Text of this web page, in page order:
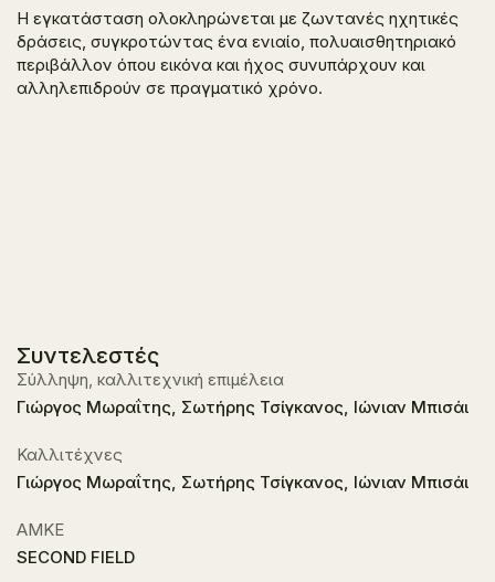
Η εγκατάσταση ολοκληρώνεται με ζωντανές ηχητικές
δράσεις, συγκροτώντας ένα ενιαίο, πολυαισθητηριακό
περιβάλλον όπου εικόνα και ήχος συνυπάρχουν και
αλληλεπιδρούν σε πραγματικό χρόνο.
Συντελεστές
Σύλληψη, καλλιτεχνική επιμέλεια
Γιώργος Μωραΐτης, Σωτήρης Τσίγκανος, Ιώνιαν Μπισάι
Καλλιτέχνες
Γιώργος Μωραΐτης, Σωτήρης Τσίγκανος, Ιώνιαν Μπισάι
ΑΜΚΕ
SECOND FIELD